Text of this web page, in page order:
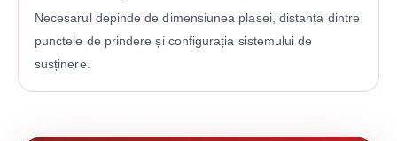
Necesarul depinde de dimensiunea plasei, distanța dintre
punctele de prindere și configurația sistemului de
susținere.